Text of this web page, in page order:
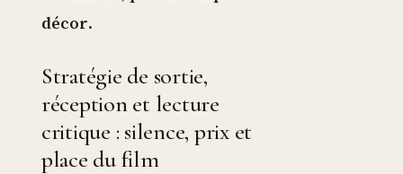
décor.
Stratégie de sortie,
réception et lecture
critique : silence, prix et
place du film